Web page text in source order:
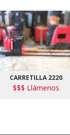
CARRETILLA 2220
$$$ Llámenos